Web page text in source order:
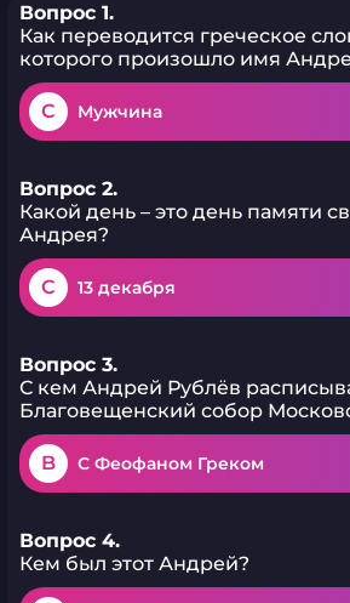
Вопрос 1.
Как переводится греческое
которого произошло имя
C Мужчина
Вопрос 2.
Какой день – это день памяти
Андрея?
C 13 декабря
Вопрос 3.
С кем Андрей Рублёв
Благовещенский собор
B С Феофаном Греком
Вопрос 4.
Кем был этот Андрей?